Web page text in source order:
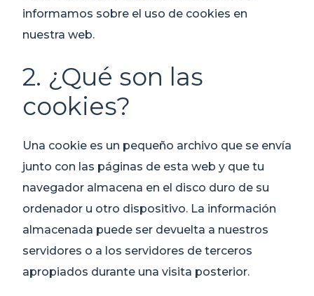
informamos sobre el uso de cookies en
nuestra web.
2. ¿Qué son las
cookies?
Una cookie es un pequeño archivo que se envía
junto con las páginas de esta web y que tu
navegador almacena en el disco duro de su
ordenador u otro dispositivo. La información
almacenada puede ser devuelta a nuestros
servidores o a los servidores de terceros
apropiados durante una visita posterior.